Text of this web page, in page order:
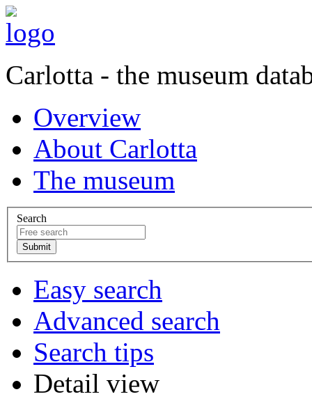
Carlotta - the museum
Overview
About Carlotta
The museum
Search
Easy search
Advanced search
Search tips
Detail view